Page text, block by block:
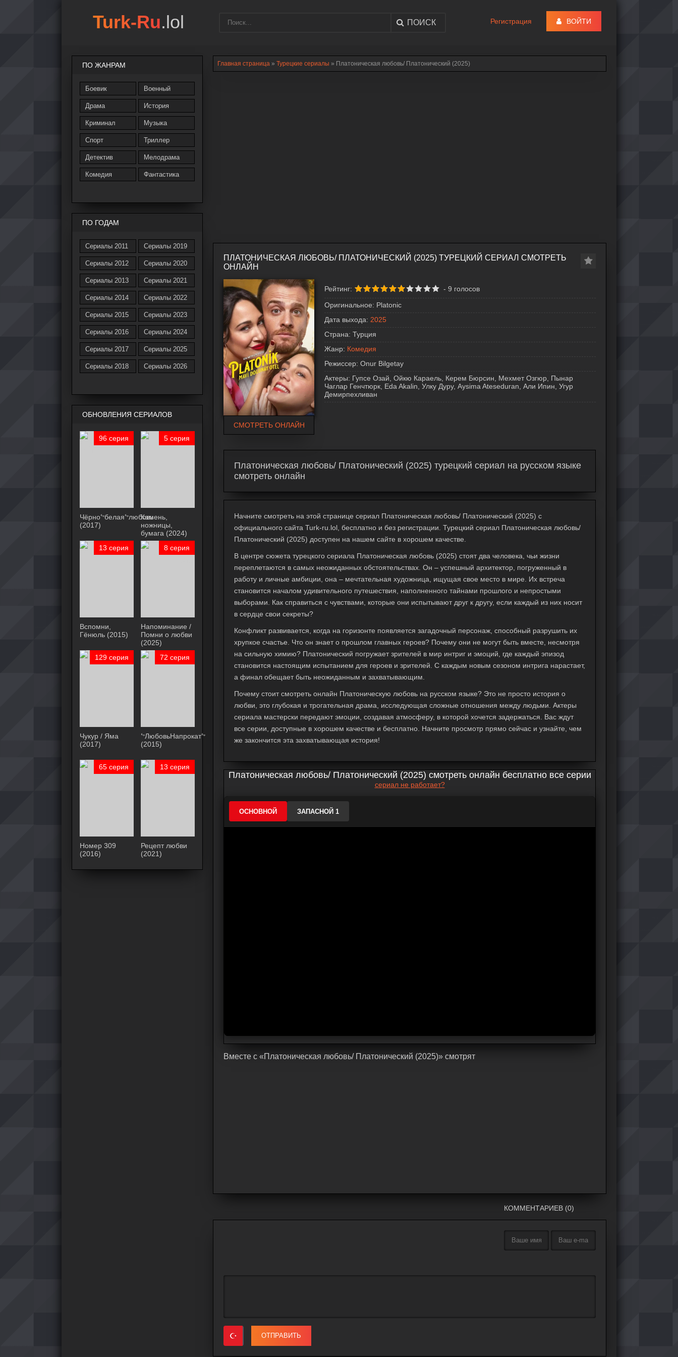
Главная страница » Турецкие сериалы » Платоническая любовь/ Платонический (2025)
ПЛАТОНИЧЕСКАЯ ЛЮБОВЬ/ ПЛАТОНИЧЕСКИЙ (2025) ТУРЕЦКИЙ СЕРИАЛ СМОТРЕТЬ
ОНЛАЙН
СМОТРЕТЬ ОНЛАЙН
Рейтинг: - 9 голосов
Оригинальное: Platonic
Дата выхода: 2025
Страна: Турция
Жанр: Комедия
Режиссер: Onur Bilgetay
Актеры: Гупсе Озай, Ойкю Караель, Керем Бюрсин, Мехмет Озгюр, Пынар
Чаглар Генчтюрк, Eda Akalin, Улку Дуру, Aysima Ateseduran, Али Ипин, Угур
Демирпехливан
Платоническая любовь/ Платонический (2025) турецкий сериал на русском языке
смотреть онлайн
Начните смотреть на этой странице сериал Платоническая любовь/ Платонический (2025) с
официального сайта Turk-ru.lol, бесплатно и без регистрации. Турецкий сериал Платоническая любовь/
Платонический (2025) доступен на нашем сайте в хорошем качестве.
В центре сюжета турецкого сериала Платоническая любовь (2025) стоят два человека, чьи жизни
переплетаются в самых неожиданных обстоятельствах. Он – успешный архитектор, погруженный в
работу и личные амбиции, она – мечтательная художница, ищущая свое место в мире. Их встреча
становится началом удивительного путешествия, наполненного тайнами прошлого и непростыми
выборами. Как справиться с чувствами, которые они испытывают друг к другу, если каждый из них носит
в сердце свои секреты?
Конфликт развивается, когда на горизонте появляется загадочный персонаж, способный разрушить их
хрупкое счастье. Что он знает о прошлом главных героев? Почему они не могут быть вместе, несмотря
на сильную химию? Платонический погружает зрителей в мир интриг и эмоций, где каждый эпизод
становится настоящим испытанием для героев и зрителей. С каждым новым сезоном интрига нарастает,
а финал обещает быть неожиданным и захватывающим.
Почему стоитсмотреть онлайн Платоническую любовь на русском языке? Это не просто история о
любви, это глубокая и трогательная драма, исследующая сложные отношения между людьми. Актеры
сериала мастерски передают эмоции, создавая атмосферу, в которой хочется задержаться. Вас ждут
все серии, доступные в хорошем качестве и бесплатно. Начните просмотр прямо сейчас и узнайте, чем
же закончится эта захватывающая история!
Платоническая любовь/ Платонический (2025) смотреть онлайн бесплатно все серии
сериал не работает?
ОСНОВНОЙ ЗАПАСНОЙ 1
Bмecтe c «Платоническая любовь/ Платонический (2025)» cмoтpят
КОММЕНТАРИЕВ (0)
ОТПРАВИТЬ
ПО ЖАНРАМ
Боевик
Драма
Криминал
Спорт
Детектив
Комедия
Военный
История
Музыка
Триллер
Мелодрама
Фантастика
ПО ГОДАМ
Сериалы 2011
Сериалы 2012
Сериалы 2013
Сериалы 2014
Сериалы 2015
Сериалы 2016
Сериалы 2017
Сериалы 2018
Сериалы 2019
Сериалы 2020
Сериалы 2021
Сериалы 2022
Сериалы 2023
Сериалы 2024
Сериалы 2025
Сериалы 2026
ОБНОВЛЕНИЯ СЕРИАЛОВ
96 серия
Чёрноᖦбелаяᖦлюбовь
(2017)
5 серия
Камень,
ножницы,
бумага (2024)
13 серия
Вспомни,
Гёнюль (2015)
8 серия
Напоминание /
Помни о любви
(2025)
129 серия
Чукур / Яма
(2017)
72 серия
ᖦЛюбовьНапрокатᖦ
(2015)
65 серия
Номер 309
(2016)
13 серия
Рецепт любви
(2021)
Turk-Ru.lol ПОИСК Регистрация ВОЙТИ